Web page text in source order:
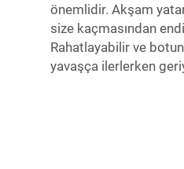
önemlidir. Akşam
size kaçmasından
Rahatlayabilir ve
yavaşça ilerlerken